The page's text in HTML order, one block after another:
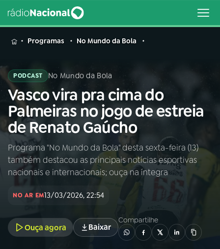
MENU
Buscar
na
Rádio
Nacional
Buscar
AO VIVO
Programas No Mundo da Bola
PODCAST No Mundo da Bola
Vasco vira pra cima do
Palmeiras no jogo de estreia
de Renato Gaúcho
Programa "No Mundo da Bola" desta sexta-feira (13)
também destacou as principais notícias esportivas
nacionais e internacionais; ouça na íntegra
NO AR EM13/03/2026, 22:54
Ouça agora Baixar
Compartilhe